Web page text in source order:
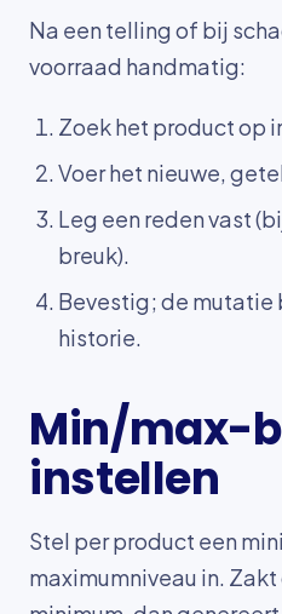
Na een telling of bij
voorraad handmatig:
Zoek het product op
Voer het nieuwe,
Leg een reden vast
breuk).
Bevestig; de
historie.
Min/max-
instellen
Stel per product een
maximumniveau in.